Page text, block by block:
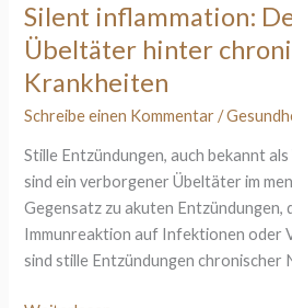
Silent inflammation:
Übeltäter hinter
Krankheiten
Schreibe einen Kommentar /
Stille Entzündungen, auch bekannt als
sind ein verborgener Übeltäter im
Gegensatz zu akuten Entzündungen,
Immunreaktion auf Infektionen oder
sind stille Entzündungen chronischer
verborgene
Übeltäter
hinter
chronischen
Krankheiten